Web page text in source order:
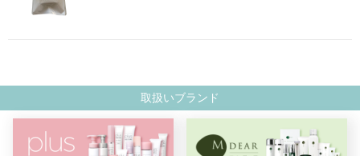
取扱いブランド